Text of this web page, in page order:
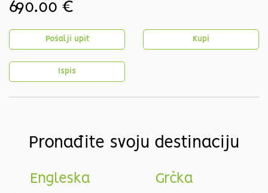
690.00 €
Pošalji upit Kupi
Ispis
Pronađite svoju destinaciju
Engleska Grčka